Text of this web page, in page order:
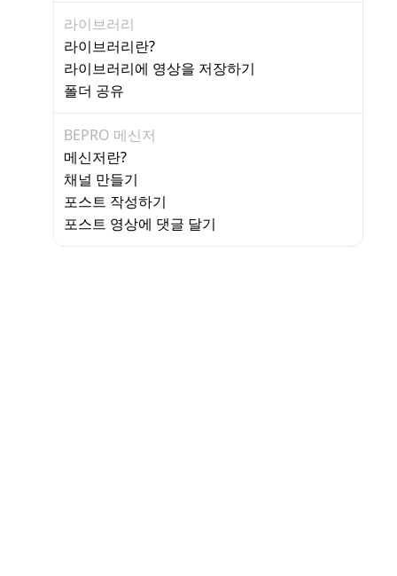
라이브러리
라이브러리란?
라이브러리에 영상을 저장하기
폴더 공유
BEPRO 메신저
메신저란?
채널 만들기
포스트 작성하기
포스트 영상에 댓글 달기